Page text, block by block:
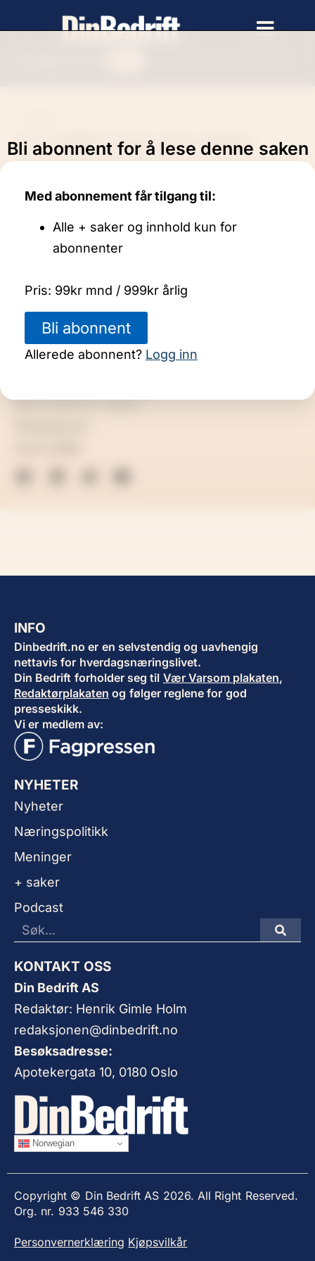
Syv SMB-grep som skiller
som stagnerer
Bilde: KI-generert. ChatGPT.
Bli abonnent for å lese denne saken
Med abonnement får tilgang til:
Alle + saker og innhold kun for
abonnenter
Pris: 99kr mnd / 999kr årlig
Bli abonnent
Allerede abonnent? Logg inn
INFO
Dinbedrift.no er en selvstendig og uavhengig
nettavis for hverdagsnæringslivet.
Din Bedrift forholder seg til Vær Varsom plakaten,
Redaktørplakaten og følger reglene for god
presseskikk.
Vi er medlem av:
NYHETER
Nyheter
Næringspolitikk
Meninger
+ saker
Podcast
KONTAKT OSS
Din Bedrift AS
Redaktør: Henrik Gimle Holm
redaksjonen@dinbedrift.no
Besøksadresse:
Apotekergata 10, 0180 Oslo
Norwegian
Copyright © Din Bedrift AS 2026. All Right Reserved.
Org. nr. 933 546 330
Personvernerklæring Kjøpsvilkår